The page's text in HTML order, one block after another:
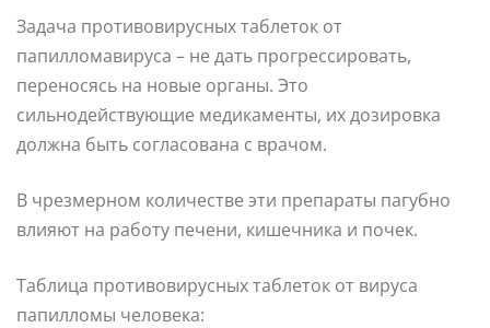
Задача противовирусных таблеток от
папилломавируса – не дать прогрессировать,
переносясь на новые органы. Это
сильнодействующие медикаменты, их дозировка
должна быть согласована с врачом.
В чрезмерном количестве эти препараты пагубно
влияют на работу печени, кишечника и почек.
Таблица противовирусных таблеток от вируса
папилломы человека: